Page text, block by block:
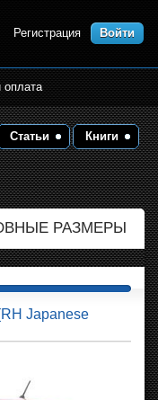
Регистрация Войти
оплата
Статьи Книги
РАЗМЕРЫ
Japanese